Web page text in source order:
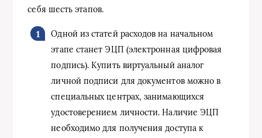
себя шесть этапов.
Одной из статей расходов на начальном
этапе станет ЭЦП (электронная цифровая
подпись). Купить виртуальный аналог
личной подписи для документов можно в
специальных центрах, занимающихся
удостоверением личности. Наличие ЭЦП
необходимо для получения доступа к